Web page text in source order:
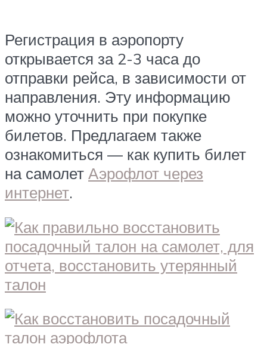
Регистрация в аэропорту
открывается за 2-3 часа до
отправки рейса, в зависимости от
направления. Эту информацию
можно уточнить при покупке
билетов. Предлагаем также
ознакомиться — как купить билет
на самолет Аэрофлот через
интернет.